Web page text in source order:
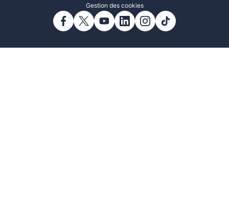
Gestion des cookies